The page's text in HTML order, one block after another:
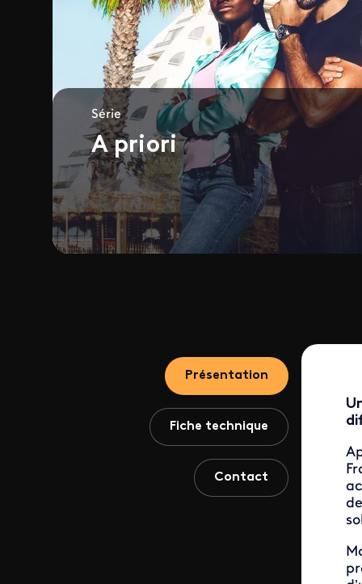
Série
A priori
Présentation
Fiche technique
Contact